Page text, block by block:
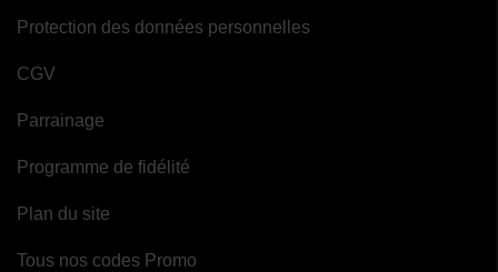
Protection des données personnelles
CGV
Parrainage
Programme de fidélité
Plan du site
Tous nos codes Promo